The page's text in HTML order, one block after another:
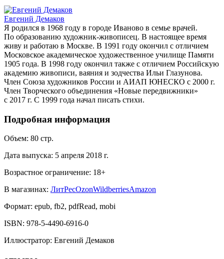
Евгений Демаков
Я родился в 1968 году в городе Иваново в семье врачей.
По образованию художник-живописец. В настоящее время
живу и работаю в Москве. В 1991 году окончил с отличием
Московское академическое художественное училище Памяти
1905 года. В 1998 году окончил также с отличием Российскую
академию живописи, ваяния и зодчества Ильи Глазунова.
Член Союза художников России и АИАП ЮНЕСКО с 2000 г.
Член Творческого объединения «Новые передвижники»
с 2017 г. С 1999 года начал писать стихи.
Подробная информация
Объем: 80 стр.
Дата выпуска: 5 апреля 2018 г.
Возрастное ограничение: 18+
В магазинах: ЛитРесOzonWildberriesAmazon
Формат: epub, fb2, pdfRead, mobi
ISBN: 978-5-4490-6916-0
Иллюстратор: Евгений Демаков